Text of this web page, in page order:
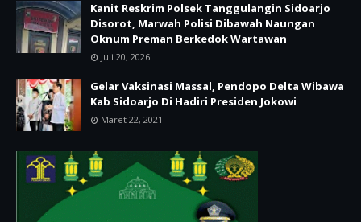
Kanit Reskrim Polsek Tanggulangin Sidoarjo
Disorot, Marwah Polisi Dibawah Naungan
Oknum Preman Berkedok Wartawan
Juli 20, 2026
Gelar Vaksinasi Massal, Pendopo Delta Wibawa
Kab Sidoarjo Di Hadiri Presiden Jokowi
Maret 22, 2021